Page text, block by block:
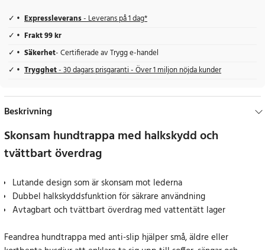
Expressleverans- Leverans på 1 dag*
Frakt 99 kr
Säkerhet- Certifierade av Trygg e-handel
Trygghet- 30 dagars prisgaranti - Över 1 miljon nöjda kunder
Beskrivning
Skonsam hundtrappa med halkskydd och
tvättbart överdrag
Lutande design som är skonsam mot lederna
Dubbel halkskyddsfunktion för säkrare användning
Avtagbart och tvättbart överdrag med vattentätt lager
Feandrea hundtrappa med anti-slip hjälper små, äldre eller